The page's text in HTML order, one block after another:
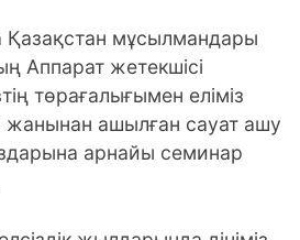
мұсылмандары
Аппарат жетекшісі
төрағалығымен еліміз
ашылған сауат ашу
арнайы семинар